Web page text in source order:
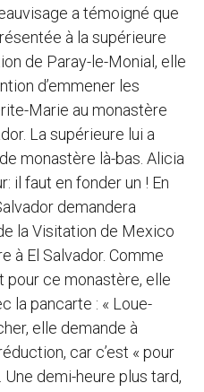
a témoigné que
à la supérieure
de Paray-le-Monial, elle
d’emmener les
Marie au monastère
La supérieure lui a
monastère là-bas. Alicia
il faut en fonder un ! En
demandera
la Visitation de Mexico
à El Salvador. Comme
pour ce monastère, elle
la pancarte : « Loue-
elle demande à
car c’est « pour
demi-heure plus tard,